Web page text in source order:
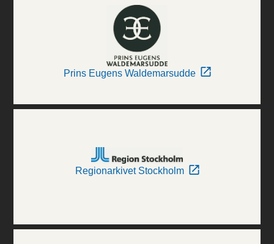
Prins Eugens Waldemarsudde
Regionarkivet Stockholm